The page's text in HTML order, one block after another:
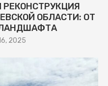
РЕКОНСТРУКЦИЯ
ОБЛАСТИ: ОТ
2025